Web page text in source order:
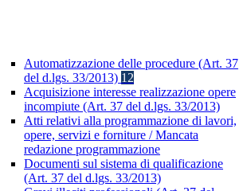
Automatizzazione delle procedure (Art. 37
del d.lgs. 33/2013) 12
Acquisizione interesse realizzazione opere
incompiute (Art. 37 del d.lgs. 33/2013)
Atti relativi alla programmazione di lavori,
opere, servizi e forniture / Mancata
redazione programmazione
Documenti sul sistema di qualificazione
(Art. 37 del d.lgs. 33/2013)